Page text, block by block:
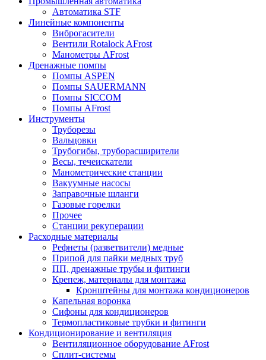
Автоматика STF
Линейные компоненты
Виброгасители
Вентили Rotalock AFrost
Манометры AFrost
Дренажные помпы
Помпы ASPEN
Помпы SAUERMANN
Помпы SICCOM
Помпы AFrost
Инструменты
Труборезы
Вальцовки
Трубогибы, труборасширители
Весы, течеискатели
Манометрические станции
Вакуумные насосы
Заправочные шланги
Газовые горелки
Прочее
Станции рекуперации
Расходные материалы
Рефнеты (разветвители) медные
Припой для пайки медных труб
ПП, дренажные трубы и фитинги
Крепеж, материалы для монтажа
Кронштейны для монтажа кондиционеров
Капельная воронка
Сифоны для кондиционеров
Термопластиковые трубки и фитинги
Кондиционирование и вентиляция
Вентиляционное оборудование AFrost
Сплит-системы